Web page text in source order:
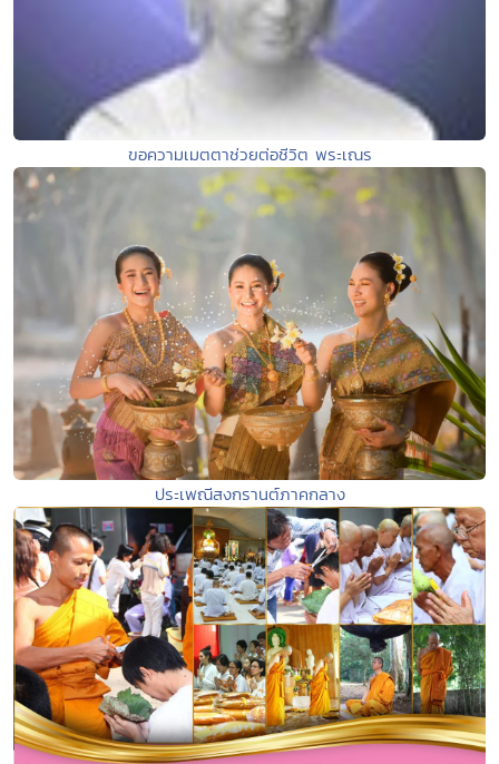
ขอความเมตตาช่วยต่อชีวิต พระเณร
ประเพณีสงกรานต์ภาคกลาง